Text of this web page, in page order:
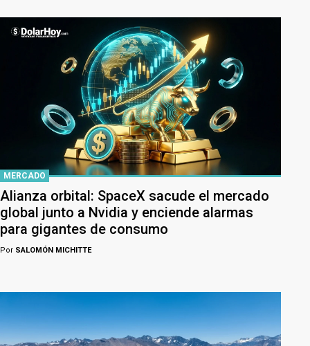
MERCADO
Alianza orbital: SpaceX sacude el mercado
global junto a Nvidia y enciende alarmas
para gigantes de consumo
Por SALOMÓN MICHITTE